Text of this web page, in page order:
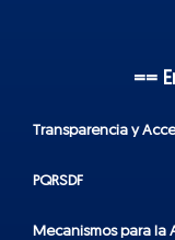
==
Transparencia y
PQRSDF
Mecanismos para la